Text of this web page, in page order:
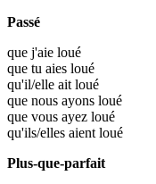
Passé
que j'aie loué
que tu aies loué
qu'il/elle ait loué
que nous ayons loué
que vous ayez loué
qu'ils/elles aient loué
Plus-que-parfait